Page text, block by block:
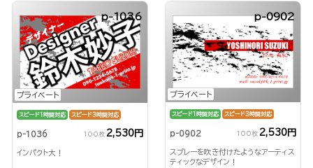
プライベート
p-1036
スピード1時間対応 スピード3時間対応
p-1036 100枚 2,530円
インパクト大！
プライベート
p-0902
スピード1時間対応 スピード3時間対応
p-0902 100枚 2,530円
スプレーを吹き付けたようなアーティス
ティックなデザイン！